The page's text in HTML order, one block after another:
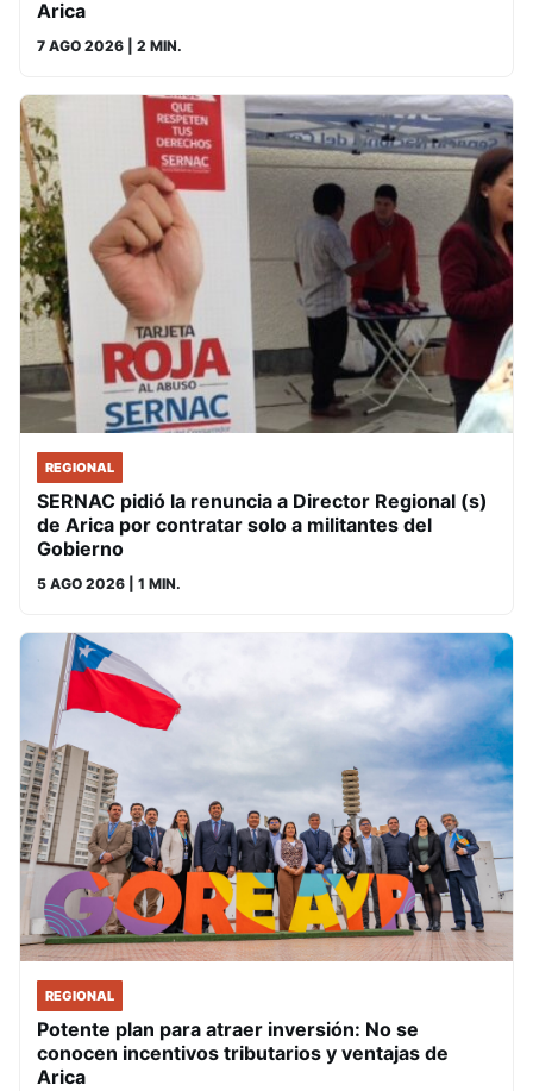
Arica
7 AGO 2026 | 2 MIN.
REGIONAL
SERNAC pidió la renuncia a Director Regional (s)
de Arica por contratar solo a militantes del
Gobierno
5 AGO 2026 | 1 MIN.
REGIONAL
Potente plan para atraer inversión: No se
conocen incentivos tributarios y ventajas de
Arica